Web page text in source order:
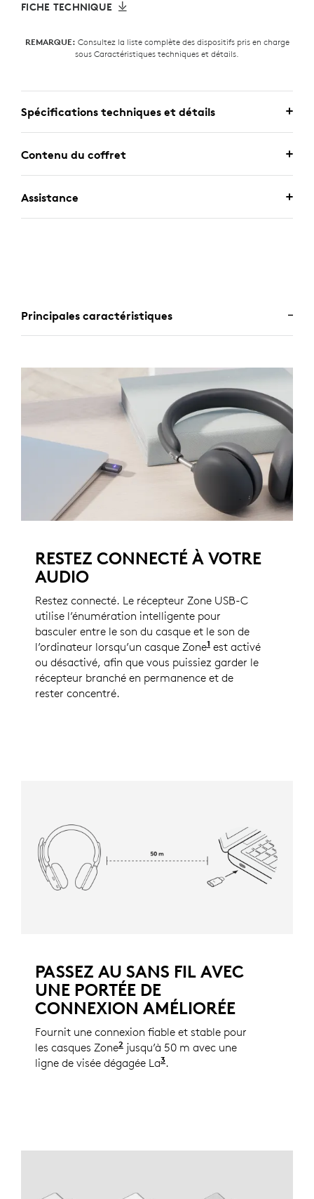
FICHE TECHNIQUE
REMARQUE: Consultez la liste complète des dispositifs pris en charge
sous Caractéristiques techniques et détails.
Spécifications techniques et détails
Contenu du coffret
Assistance
Principales caractéristiques
RESTEZ CONNECTÉ À VOTRE
AUDIO
Restez connecté. Le récepteur Zone USB-C
utilise l’énumération intelligente pour
basculer entre le son du casque et le son de
l’ordinateur lorsqu’un casque Zone1 Voir la liste
est activé
ou désactivé, afin que vous puissiez garder le
récepteur branché en permanence et de
rester concentré.
PASSEZ AU SANS FIL AVEC
UNE PORTÉE DE
CONNEXION AMÉLIORÉE
Fournit une connexion fiable et stable pour
les casques Zone2 Consultez la liste complète des
jusqu’à 50 m avec une
ligne de visée dégagée La3La portée sans fil est
.